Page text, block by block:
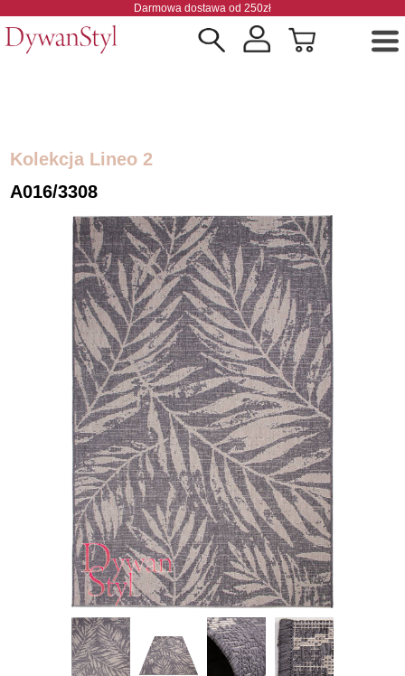
Darmowa dostawa od 250zł
Kolekcja Lineo 2
A016/3308